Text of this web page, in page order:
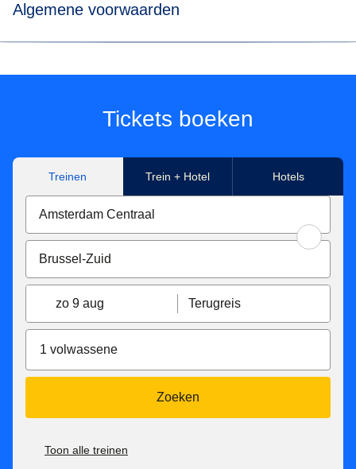
Algemene voorwaarden
Hbf, Koeln Hbf, Düsseldorf Hbf, Düsseldorf Airport,
Duisburg Hbf, Essen Hbf, Dortmund Hbf. Onder
**Tickets beschikbaar voor reizen in Eurostar Standard,
Eurostar Plus en Eurostar Premier, gemaakt met Eurostar
van/naar Paris Nord, Marne-La-Vallée Chessy, Paris
Charles de Gaulle Airport, Aachen Hbf, Koeln Hbf,
Düsseldorf Hbf, Düsseldorf Airport, Duisburg Hbf, Essen
Hbf, Dortmund Hbf. Afhankelijk van beschikbaarheid.
Eurostar Standard en Eurostar Plus tarief tickets zijn:
vertrektijd, daarna zijn ze inwisselbaar tegen een
vergoeding van €15 tot de vertrektijd. Ze kunnen niet
worden omgewisseld nadat de trein is vertrokken.
voor vertrektijd, daarna niet meer terugbetaalbaar.
Tickets boeken
Treinen Trein + Hotel Hotels
zo 9 aug Terugreis
1 volwassene
Zoeken
Toon alle treinen